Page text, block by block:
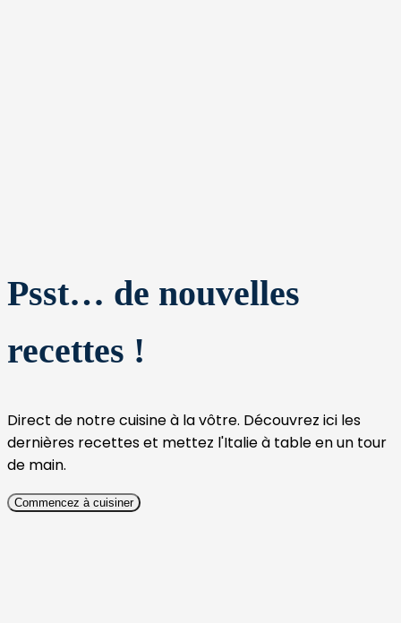
Psst… de nouvelles
recettes !
Direct de notre cuisine à la vôtre. Découvrez ici les
dernières recettes et mettez l'Italie à table en un tour
de main.
Commencez à cuisiner